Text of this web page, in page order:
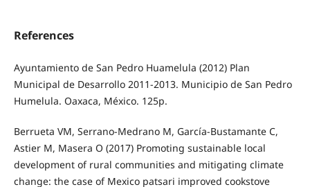
References
Ayuntamiento de San Pedro Huamelula (2012) Plan
Municipal de Desarrollo 2011-2013. Municipio de San Pedro
Humelula. Oaxaca, México. 125p.
Berrueta VM, Serrano-Medrano M, García-Bustamante C,
Astier M, Masera O (2017) Promoting sustainable local
development of rural communities and mitigating climate
change: the case of Mexico patsari improved cookstove